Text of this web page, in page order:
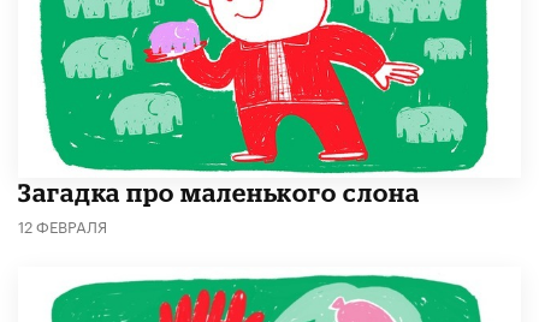
Загадка про маленького слона
12 ФЕВРАЛЯ